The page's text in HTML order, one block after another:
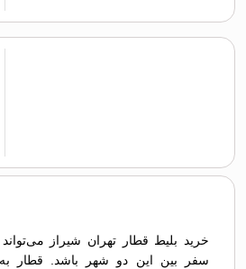
خرید بلیط قطار تهران شيراز
سفر بین این دو شهر باشد. قطار